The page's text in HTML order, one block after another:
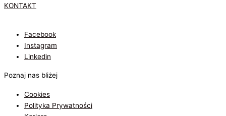
KONTAKT
Facebook
Instagram
Linkedin
Poznaj nas bliżej
Cookies
Polityka Prywatności